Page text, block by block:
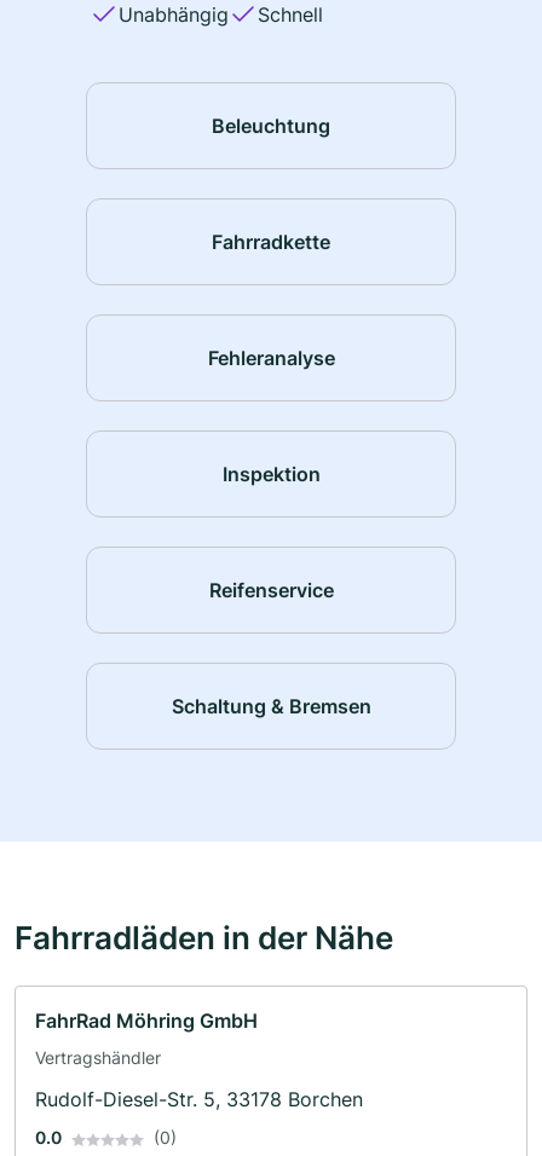
Unabhängig
Schnell
Beleuchtung
Fahrradkette
Fehleranalyse
Inspektion
Reifenservice
Schaltung & Bremsen
Fahrradläden in der Nähe
FahrRad Möhring GmbH
Vertragshändler
Rudolf-Diesel-Str. 5, 33178 Borchen
0.0 (0)